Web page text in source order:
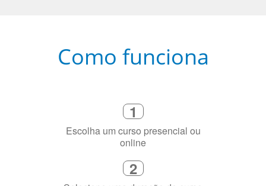
1
Escolha um curso presencial ou
online